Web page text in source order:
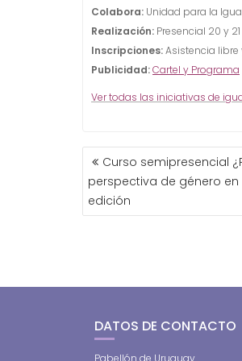
Colabora: Unidad para la
Realización: Presencial 20 y
Inscripciones:Asistencia
Publicidad:Cartel y Programa
Ver todas las iniciativas de
NAVEGACIÓN
DE
ENTRADAS
Curso semipresencial
perspectiva de género en
edición
DATOS DE CONTACTO
Pabellón de Uruguay